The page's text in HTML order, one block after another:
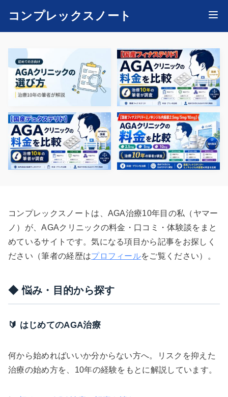
コンプレックスノート
コンプレックスノートは、AGA治療10年目の私（ヤマー
ノ）が、AGAクリニックの料金・口コミ・体験談をまと
めているサイトです。気になる項目から記事をお探しく
ださい（筆者の経歴はプロフィールをご覧ください）。
◆ 悩み・目的から探す
🔰 はじめてのAGA治療
何から始めればいいか分からない方へ。リスクを抑えた
治療の始め方を、10年の経験をもとに解説しています。